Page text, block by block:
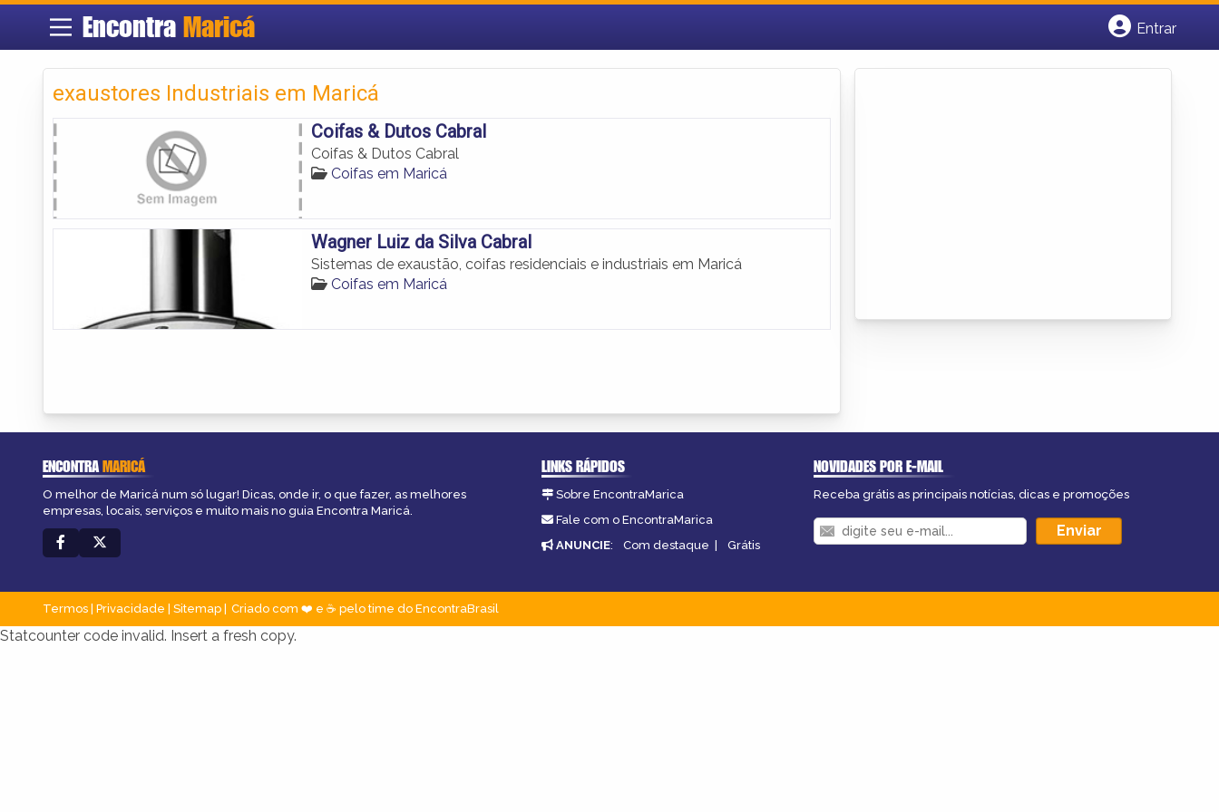
Encontra Maricá
Entrar
exaustores Industriais em Maricá
Coifas & Dutos Cabral
Coifas & Dutos Cabral
Coifas em Maricá
Wagner Luiz da Silva Cabral
Sistemas de exaustão, coifas residenciais e industriais em Maricá
Coifas em Maricá
ENCONTRAMARICÁ
O melhor de Maricá num só lugar! Dicas, onde ir, o que fazer, as melhores
empresas, locais, serviços e muito mais no guia Encontra Maricá.
LINKS RÁPIDOS
Sobre EncontraMarica
Fale com o EncontraMarica
ANUNCIE: Com destaque | Grátis
NOVIDADES POR E-MAIL
Receba grátis as principais notícias, dicas e promoções
Termos Privacidade Sitemap Criado com ❤️ e ☕ pelo time do EncontraBrasil
Statcounter code invalid. Insert a fresh copy.